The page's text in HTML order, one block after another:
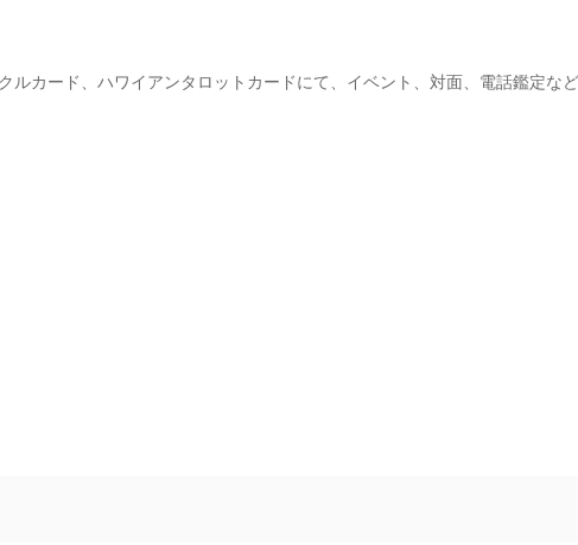
カード、ハワイアンタロットカードにて、イベント、対面、電話鑑定など